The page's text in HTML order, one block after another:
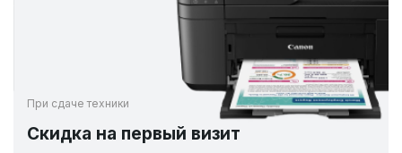
При сдаче техники
Скидка на первый визит